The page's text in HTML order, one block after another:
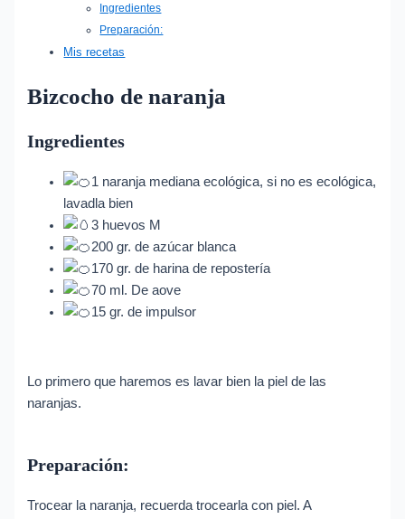
Ingredientes
Preparación:
Mis recetas
Bizcocho de naranja
Ingredientes
1 naranja mediana ecológica, si no es ecológica,
lavadla bien
3 huevos M
200 gr. de azúcar blanca
170 gr. de harina de repostería
70 ml. De aove
15 gr. de impulsor
Lo primero que haremos es lavar bien la piel de las
naranjas.
Preparación:
Trocear la naranja, recuerda trocearla con piel. A